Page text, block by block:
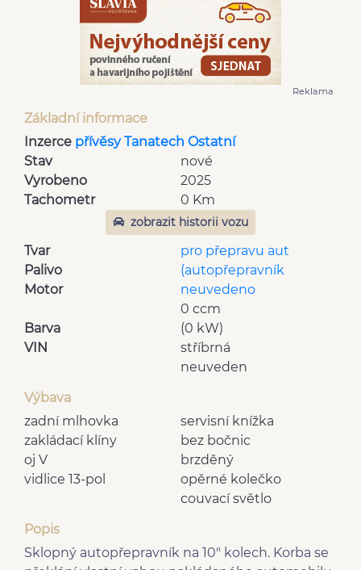
Reklama
Základní informace
Inzerce přívěsy Tanatech Ostatní
Stav
nové
Vyrobeno
2025
Tachometr
0 Km
zobrazit historii vozu
Tvar
pro přepravu aut
(autopřepravník
Palivo
neuvedeno
Motor
0 ccm
(0 kW)
Barva
stříbrná
VIN
neuveden
Výbava
servisní knížka
zadní mlhovka
bez bočnic
zakládací klíny
brzděný
oj V
opěrné kolečko
vidlice 13-pol
couvací světlo
Popis
Sklopný autopřepravník na 10" kolech. Korba se